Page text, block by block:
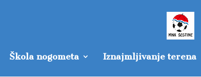
Škola nogometa Iznajmljivanje terena